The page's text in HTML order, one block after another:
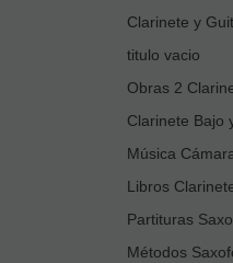
Clarinete y
titulo vacio
Obras 2
Clarinete Bajo
Música
Libros
Partituras
Métodos